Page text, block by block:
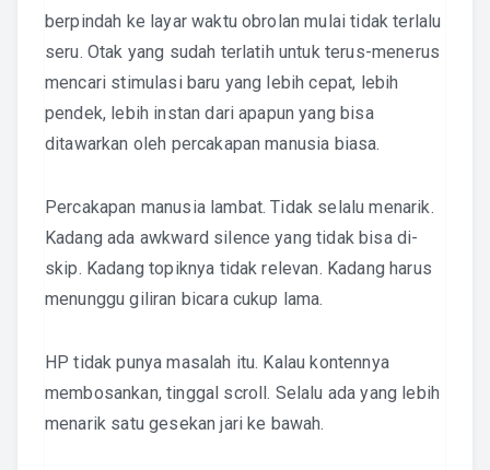
berpindah ke layar waktu obrolan mulai tidak terlalu
seru. Otak yang sudah terlatih untuk terus-menerus
mencari stimulasi baru yang lebih cepat, lebih
pendek, lebih instan dari apapun yang bisa
ditawarkan oleh percakapan manusia biasa.
Percakapan manusia lambat. Tidak selalu menarik.
Kadang ada awkward silence yang tidak bisa di-
skip. Kadang topiknya tidak relevan. Kadang harus
menunggu giliran bicara cukup lama.
HP tidak punya masalah itu. Kalau kontennya
membosankan, tinggal scroll. Selalu ada yang lebih
menarik satu gesekan jari ke bawah.